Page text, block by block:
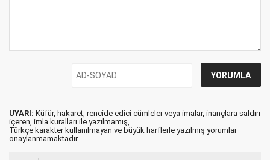
UYARI: Küfür, hakaret, rencide edici cümleler veya imalar, inançlara saldırı
içeren, imla kuralları ile yazılmamış,
Türkçe karakter kullanılmayan ve büyük harflerle yazılmış yorumlar
onaylanmamaktadır.